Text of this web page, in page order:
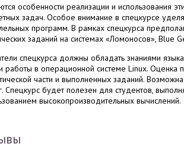
особенности реализации и использования
задач. Особое внимание в спецкурсе
программ. В рамках спецкурса
заданий на системах «Ломоносов», Blue
спецкурса должны обладать знаниями
работы в операционной системе Linux. Оценка
части и выполненных заданий.
Спецкурс будет полезен для студентов,
высокопроизводительных вычислений.